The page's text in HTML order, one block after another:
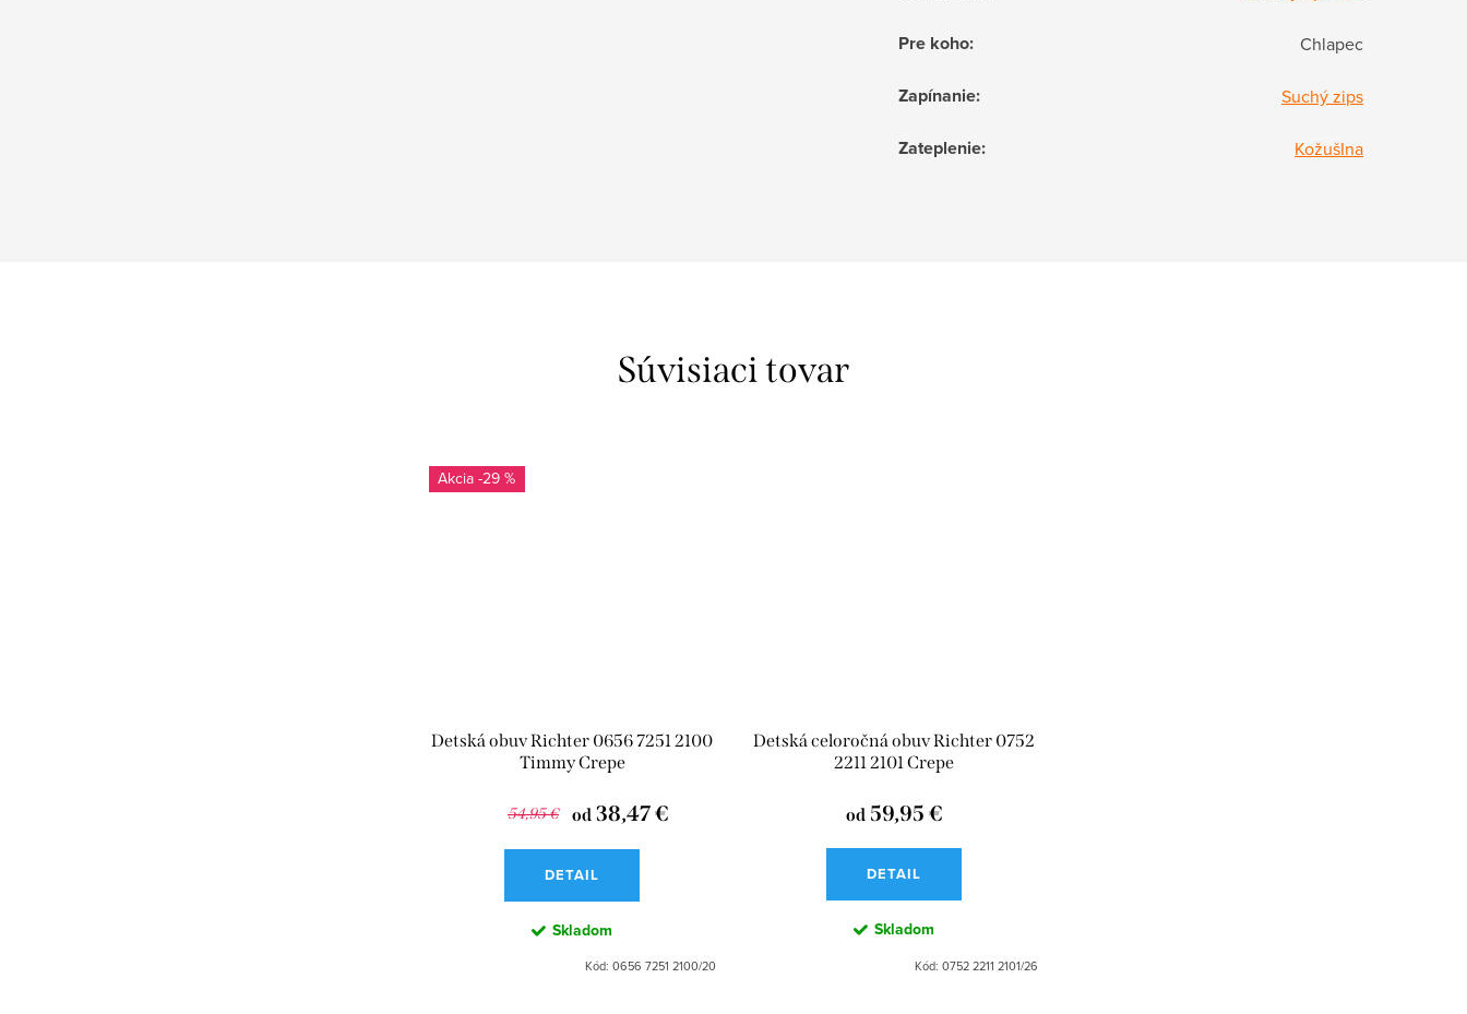
Pre koho: Chlapec
Zapínanie: Suchý zips
Zateplenie: KožušIna
Súvisiaci tovar
-29 %
Detská obuv Richter 0656 7251 2100
Timmy Crepe
54,95 € od 38,47 €
DETAIL
Skladom
Kód: 0656 7251 2100/20
Detská celoročná obuv Richter 0752
2211 2101 Crepe
od 59,95 €
DETAIL
Skladom
Kód: 0752 2211 2101/26